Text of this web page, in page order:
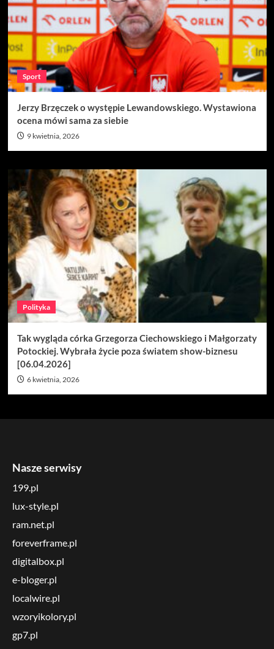
Sport
Jerzy Brzęczek o występie Lewandowskiego. Wystawiona
ocena mówi sama za siebie
9 kwietnia, 2026
Polityka
Tak wygląda córka Grzegorza Ciechowskiego i Małgorzaty
Potockiej. Wybrała życie poza światem show-biznesu
[06.04.2026]
6 kwietnia, 2026
Nasze serwisy
199.pl
lux-style.pl
ram.net.pl
foreverframe.pl
digitalbox.pl
e-bloger.pl
localwire.pl
wzoryikolory.pl
gp7.pl